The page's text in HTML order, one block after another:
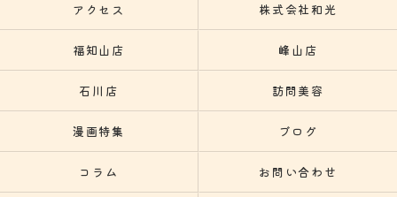
アクセス 株式会社和光
福知山店 峰山店
石川店 訪問美容
漫画特集 ブログ
コラム お問い合わせ